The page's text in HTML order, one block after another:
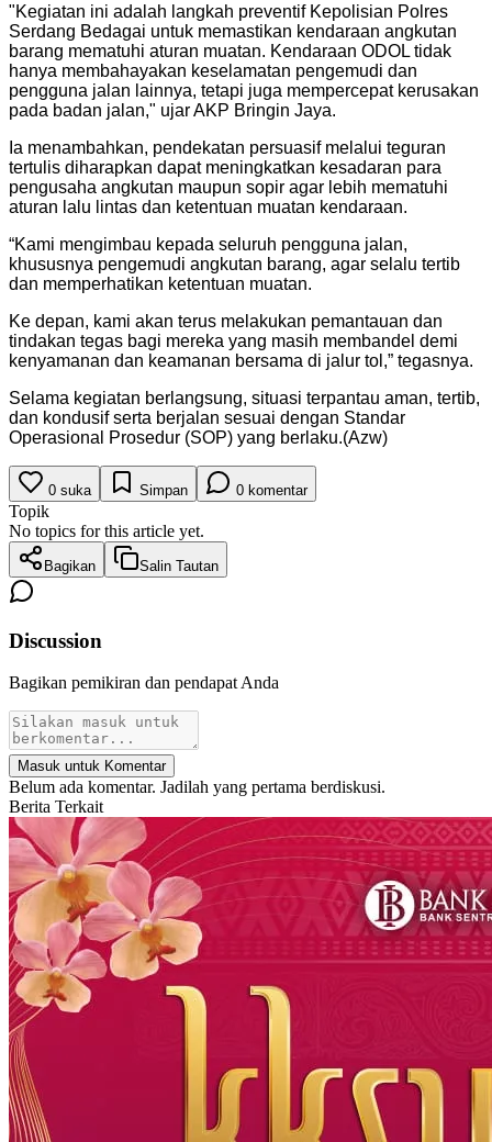
"Kegiatan ini adalah langkah preventif Kepolisian Polres
Serdang Bedagai untuk memastikan kendaraan angkutan
barang mematuhi aturan muatan. Kendaraan ODOL tidak
hanya membahayakan keselamatan pengemudi dan
pengguna jalan lainnya, tetapi juga mempercepat kerusakan
pada badan jalan," ujar AKP Bringin Jaya.
Ia menambahkan, pendekatan persuasif melalui teguran
tertulis diharapkan dapat meningkatkan kesadaran para
pengusaha angkutan maupun sopir agar lebih mematuhi
aturan lalu lintas dan ketentuan muatan kendaraan.
“Kami mengimbau kepada seluruh pengguna jalan,
khususnya pengemudi angkutan barang, agar selalu tertib
dan memperhatikan ketentuan muatan.
Ke depan, kami akan terus melakukan pemantauan dan
tindakan tegas bagi mereka yang masih membandel demi
kenyamanan dan keamanan bersama di jalur tol,” tegasnya.
Selama kegiatan berlangsung, situasi terpantau aman, tertib,
dan kondusif serta berjalan sesuai dengan Standar
Operasional Prosedur (SOP) yang berlaku.(Azw)
0 suka Simpan 0 komentar
Topik
No topics for this article yet.
Bagikan Salin Tautan
Discussion
Bagikan pemikiran dan pendapat Anda
Masuk untuk Komentar
Belum ada komentar. Jadilah yang pertama berdiskusi.
Berita Terkait